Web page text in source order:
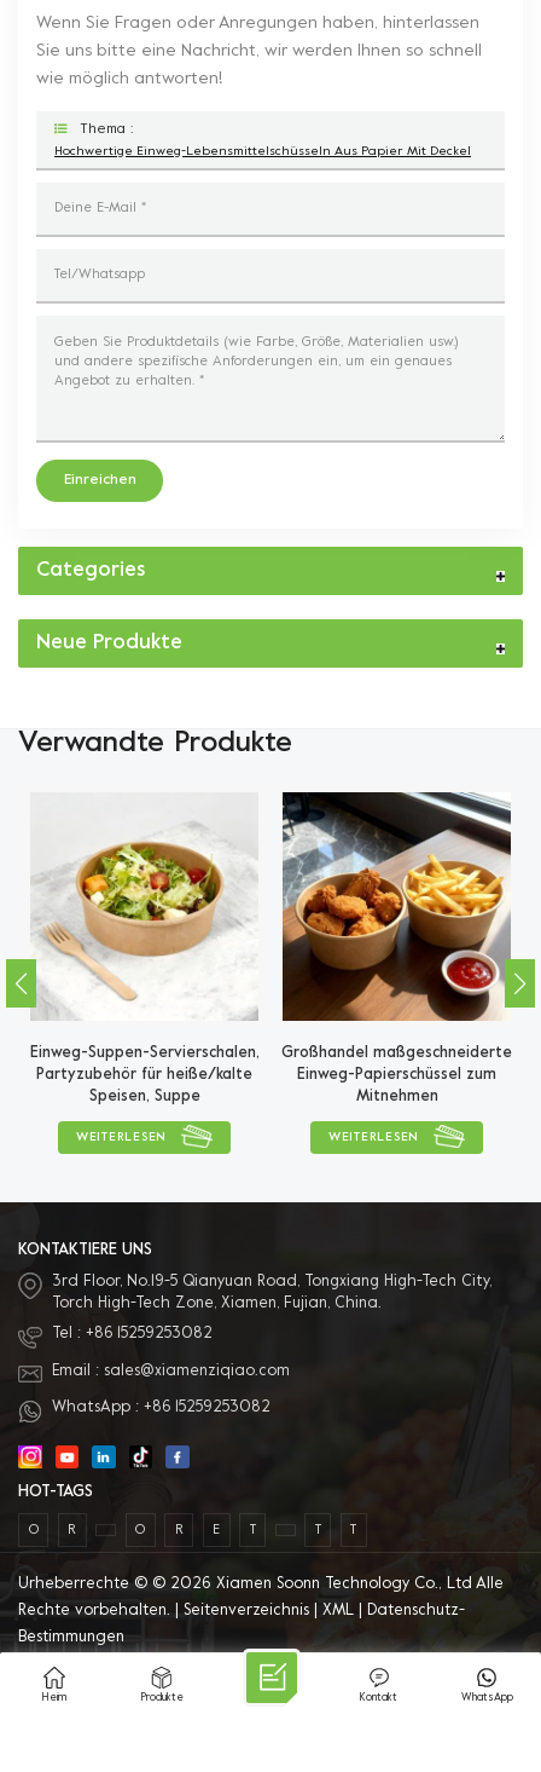
Wenn Sie Fragen oder Anregungen haben, hinterlassen
Sie uns bitte eine Nachricht, wir werden Ihnen so schnell
wie möglich antworten!
Thema :
Hochwertige Einweg-Lebensmittelschüsseln Aus Papier Mit Deckel
Einreichen
Categories
Neue Produkte
Verwandte Produkte
Einweg-Suppen-Servierschalen,
Partyzubehör für heiße/kalte
Speisen, Suppe
WEITERLESEN
Großhandel maßgeschneiderte
Einweg-Papierschüssel zum
Mitnehmen
WEITERLESEN
KONTAKTIERE UNS
3rd Floor, No.19-5 Qianyuan Road, Tongxiang High-Tech City,
Torch High-Tech Zone, Xiamen, Fujian, China.
Tel : +86 15259253082
Email : sales@xiamenziqiao.com
WhatsApp : +86 15259253082
HOT-TAGS
O R O R E
Urheberrechte © © 2026 Xiamen Soonn Technology Co., Ltd Alle
Rechte vorbehalten. | Seitenverzeichnis XML
Datenschutz-
Bestimmungen
IPv6-Netzwerk unterstützt
Heim Produkte WhatsApp
Kontakt